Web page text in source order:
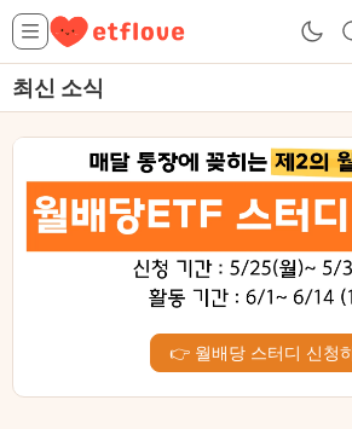
최신 소식
👉 월배당 스터디 신청